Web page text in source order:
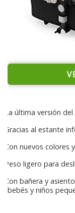
La última versión
Gracias al estante
Con nuevos colores
Peso ligero para
Con bañera y
bebés y niños